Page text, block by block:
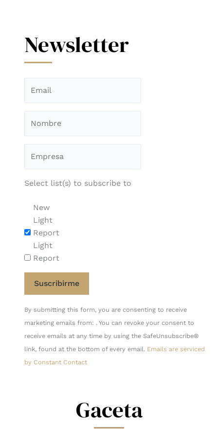
Newsletter
Select list(s) to subscribe to
New
Light
Report
Light
Report
Constant
Contact
Use.
Please
leave
By submitting this form, you are consenting to receive
marketing emails from: . You can revoke your consent to
receive emails at any time by using the SafeUnsubscribe®
link, found at the bottom of every email. Emails are serviced
by Constant Contact
Gaceta